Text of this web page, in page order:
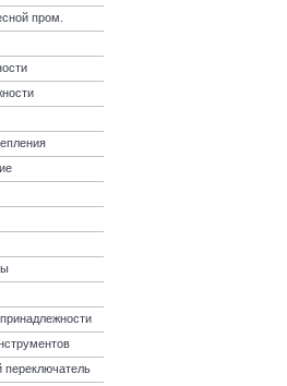
пром.
переключатель